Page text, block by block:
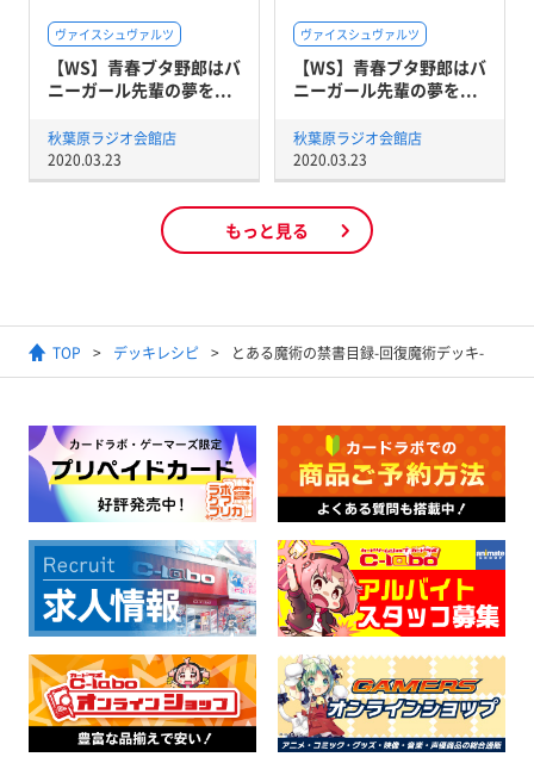
ヴァイスシュヴァルツ
【WS】青春ブタ野郎はバ
ニーガール先輩の夢を...
秋葉原ラジオ会館店
2020.03.23
ヴァイスシュヴァルツ
【WS】青春ブタ野郎はバ
ニーガール先輩の夢を...
秋葉原ラジオ会館店
2020.03.23
もっと見る
TOP デッキレシピ とある魔術の禁書目録-回復魔術デッキ-